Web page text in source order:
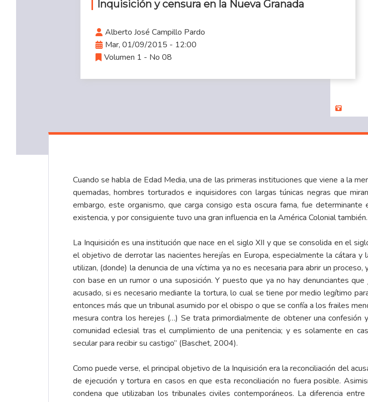
Inquisición y censura en la Nueva Granada
Alberto José Campillo Pardo
Mar, 01/09/2015 - 12:00
Volumen 1 - No 08
Cuando se habla de Edad Media, una de las primeras instituciones que viene a la
quemadas, hombres torturados e inquisidores con largas túnicas negras que
embargo, este organismo, que carga consigo esta oscura fama, fue
existencia, y por consiguiente tuvo una gran influencia en la América Colonial también.
La Inquisición es una institución que nace en el siglo XII y que se consolida en el
el objetivo de derrotar las nacientes herejías en Europa, especialmente la cátara y
utilizan, (donde) la denuncia de una víctima ya no es necesaria para abrir un
con base en un rumor o una suposición. Y puesto que ya no hay denunciantes
acusado, si es necesario mediante la tortura, lo cual se tiene por medio legítimo
entonces más que un tribunal asumido por el obispo o que se confía a los frailes
mesura contra los herejes (…) Se trata primordialmente de obtener una confesión
comunidad eclesial tras el cumplimiento de una penitencia; y es solamente en
secular para recibir su castigo” (Baschet, 2004).
Como puede verse, el principal objetivo de la Inquisición era la reconciliación del
de ejecución y tortura en casos en que esta reconciliación no fuera posible.
condena que utilizaban los tribunales civiles contemporáneos. La diferencia